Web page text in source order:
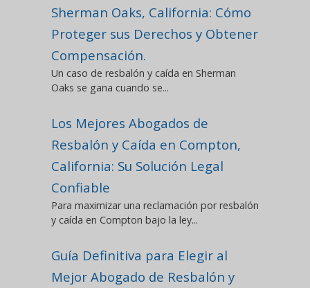
Sherman Oaks, California: Cómo
Proteger sus Derechos y Obtener
Compensación.
Un caso de resbalón y caída en Sherman
Oaks se gana cuando se...
Los Mejores Abogados de
Resbalón y Caída en Compton,
California: Su Solución Legal
Confiable
Para maximizar una reclamación por resbalón
y caída en Compton bajo la ley...
Guía Definitiva para Elegir al
Mejor Abogado de Resbalón y